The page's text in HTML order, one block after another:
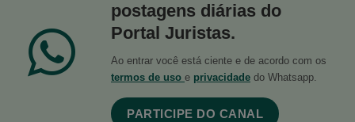
postagens diárias do
Portal Juristas.
Ao entrar você está ciente e de acordo com os
termos de uso e privacidade do Whatsapp.
PARTICIPE DO CANAL